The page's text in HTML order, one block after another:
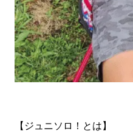
【ジュニソロ！とは】